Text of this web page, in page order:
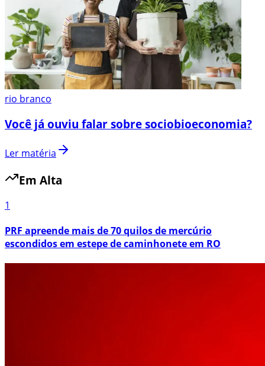
rio branco
Você já ouviu falar sobre sociobioeconomia?
Ler matéria
Em Alta
1
PRF apreende mais de 70 quilos de mercúrio
escondidos em estepe de caminhonete em RO